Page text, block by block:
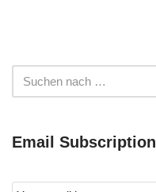
Email Subscription